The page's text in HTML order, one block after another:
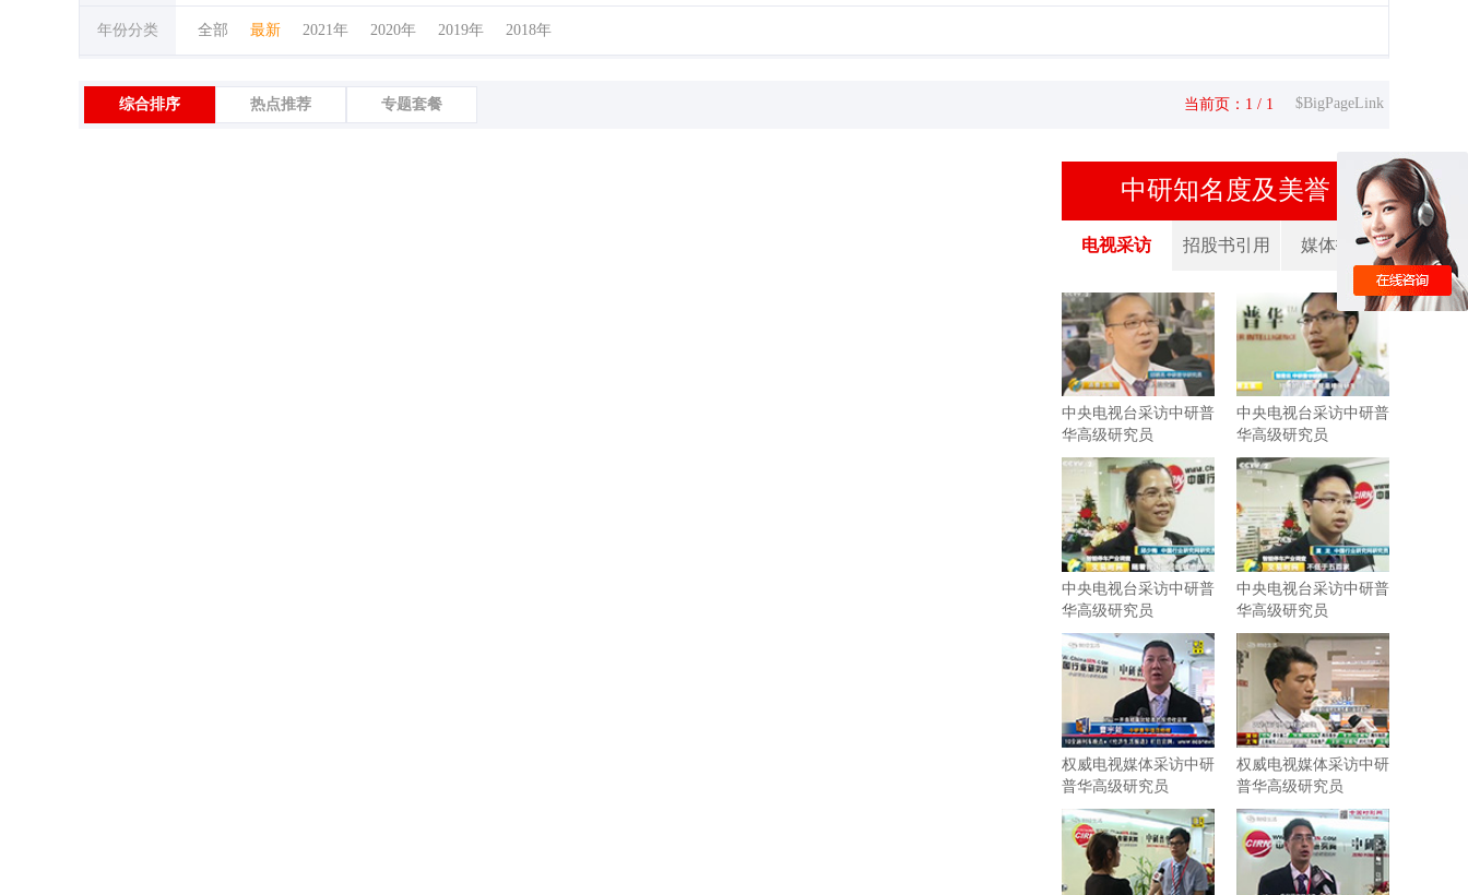
年份分类 全部 最新 2021年 2020年 2019年 2018年
综合排序 热点推荐 专题套餐 当前页：1 / 1 $BigPageLink
中研知名度及美誉
电视采访 招股书引用 媒体报道
中央电视台采访中研普
华高级研究员
中央电视台采访中研普
华高级研究员
中央电视台采访中研普
华高级研究员
中央电视台采访中研普
华高级研究员
权威电视媒体采访中研
普华高级研究员
权威电视媒体采访中研
普华高级研究员